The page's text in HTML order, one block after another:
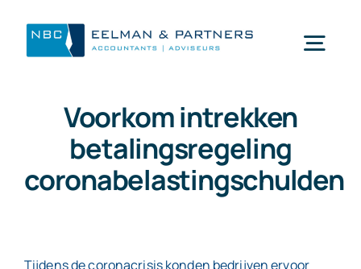
inhoud
Wat doen wij
Wie zijn wij
Voorkom intrekken
betalingsregeling
coronabelastingschulden
Tijdens de coronacrisis konden bedrijven ervoor